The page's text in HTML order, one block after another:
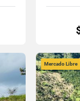
Mercado Libre